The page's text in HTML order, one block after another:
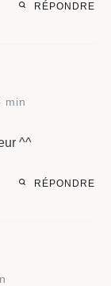
RÉPONDRE
min
^^
RÉPONDRE